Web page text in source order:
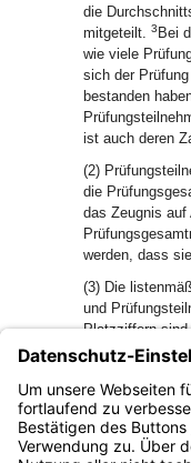
die
mitgeteilt. 3 Bei
wie viele
sich der
bestanden
ist auch deren
(2)
die
das Zeugnis auf
werden, dass
(3) Die
und
Platzziffern
Abschluss der
Digitalisierung,